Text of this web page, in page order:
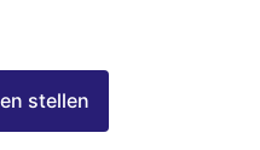
stellen